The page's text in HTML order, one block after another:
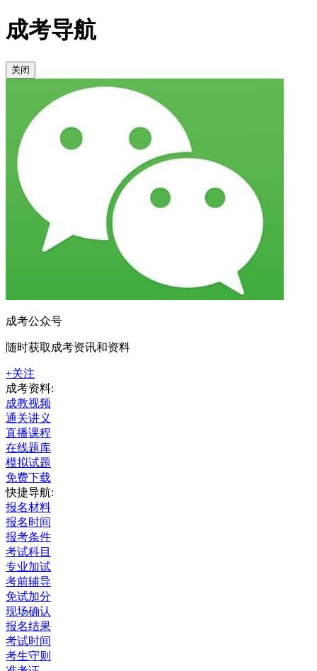
成考导航
关闭
成考公众号
随时获取成考资讯和资料
+关注
成考资料:
成教视频
通关讲义
直播课程
在线题库
模拟试题
免费下载
快捷导航:
报名材料
报名时间
报考条件
考试科目
专业加试
考前辅导
免试加分
现场确认
报名结果
考试时间
考生守则